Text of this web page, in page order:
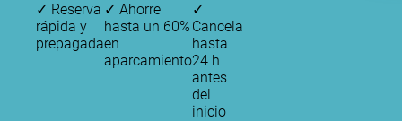
✓ Reserva
rápida y
prepagada
✓ Ahorre
hasta un 60%
en
aparcamiento
✓
Cancela
hasta
24 h
antes
del
inicio